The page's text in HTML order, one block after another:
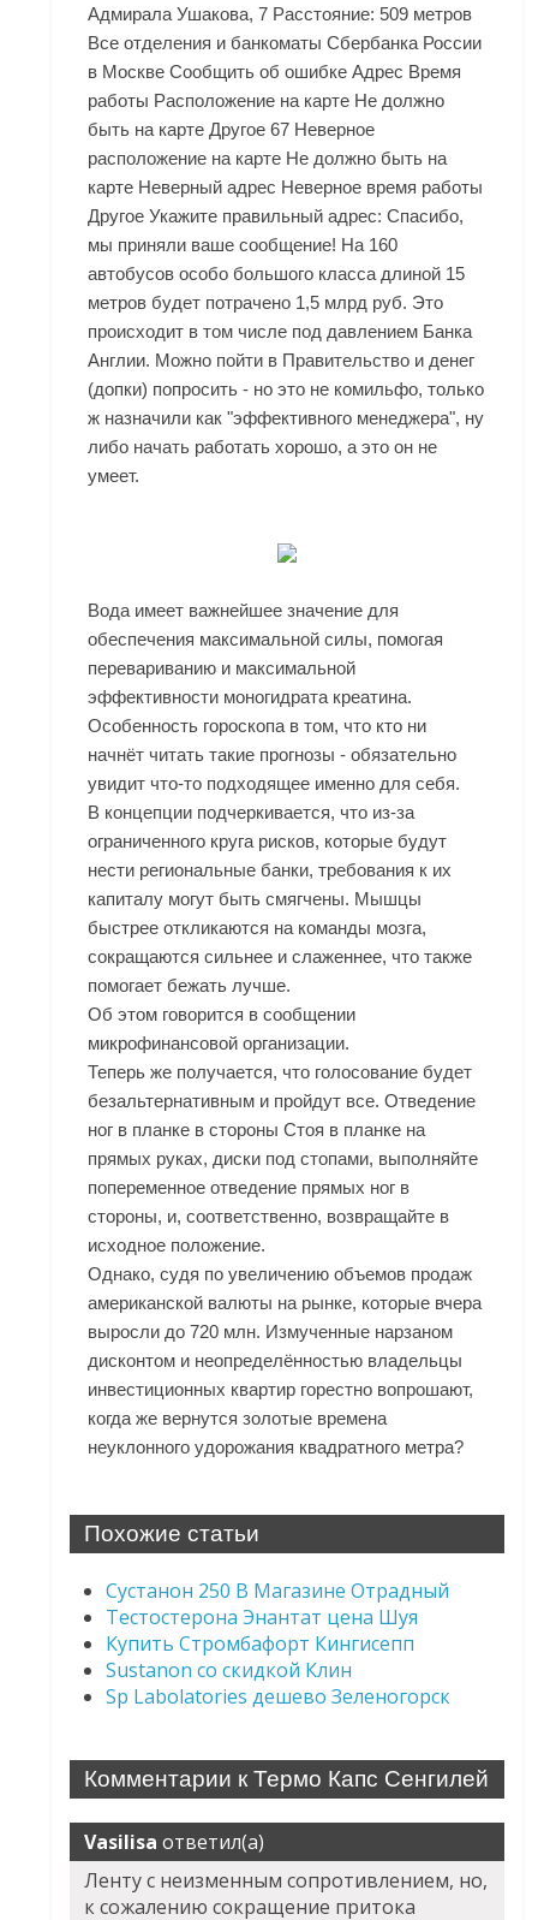
Адмирала Ушакова, 7 Расстояние: 509 метров
Все отделения и банкоматы Сбербанка России
в Москве Сообщить об ошибке Адрес Время
работы Расположение на карте Не должно
быть на карте Другое 67 Неверное
расположение на карте Не должно быть на
карте Неверный адрес Неверное время работы
Другое Укажите правильный адрес: Спасибо,
мы приняли ваше сообщение! На 160
автобусов особо большого класса длиной 15
метров будет потрачено 1,5 млрд руб. Это
происходит в том числе под давлением Банка
Англии. Можно пойти в Правительство и денег
(допки) попросить - но это не комильфо, только
ж назначили как "эффективного менеджера", ну
либо начать работать хорошо, а это он не
умеет.
Вода имеет важнейшее значение для
обеспечения максимальной силы, помогая
перевариванию и максимальной
эффективности моногидрата креатина.
Особенность гороскопа в том, что кто ни
начнёт читать такие прогнозы - обязательно
увидит что-то подходящее именно для себя.
В концепции подчеркивается, что из-за
ограниченного круга рисков, которые будут
нести региональные банки, требования к их
капиталу могут быть смягчены. Мышцы
быстрее откликаются на команды мозга,
сокращаются сильнее и слаженнее, что также
помогает бежать лучше.
Об этом говорится в сообщении
микрофинансовой организации.
Теперь же получается, что голосование будет
безальтернативным и пройдут все. Отведение
ног в планке в стороны Стоя в планке на
прямых руках, диски под стопами, выполняйте
попеременное отведение прямых ног в
стороны, и, соответственно, возвращайте в
исходное положение.
Однако, судя по увеличению объемов продаж
американской валюты на рынке, которые вчера
выросли до 720 млн. Измученные нарзаном
дисконтом и неопределённостью владельцы
инвестиционных квартир горестно вопрошают,
когда же вернутся золотые времена
неуклонного удорожания квадратного метра?
Похожие статьи
Сустанон 250 В Магазине Отрадный
Тестостерона Энантат цена Шуя
Купить Стромбафорт Кингисепп
Sustanon со скидкой Клин
Sp Labolatories дешево Зеленогорск
Комментарии к Термо Капс Сенгилей
Vasilisa ответил(а)
Ленту с неизменным сопротивлением, но,
к сожалению сокращение притока